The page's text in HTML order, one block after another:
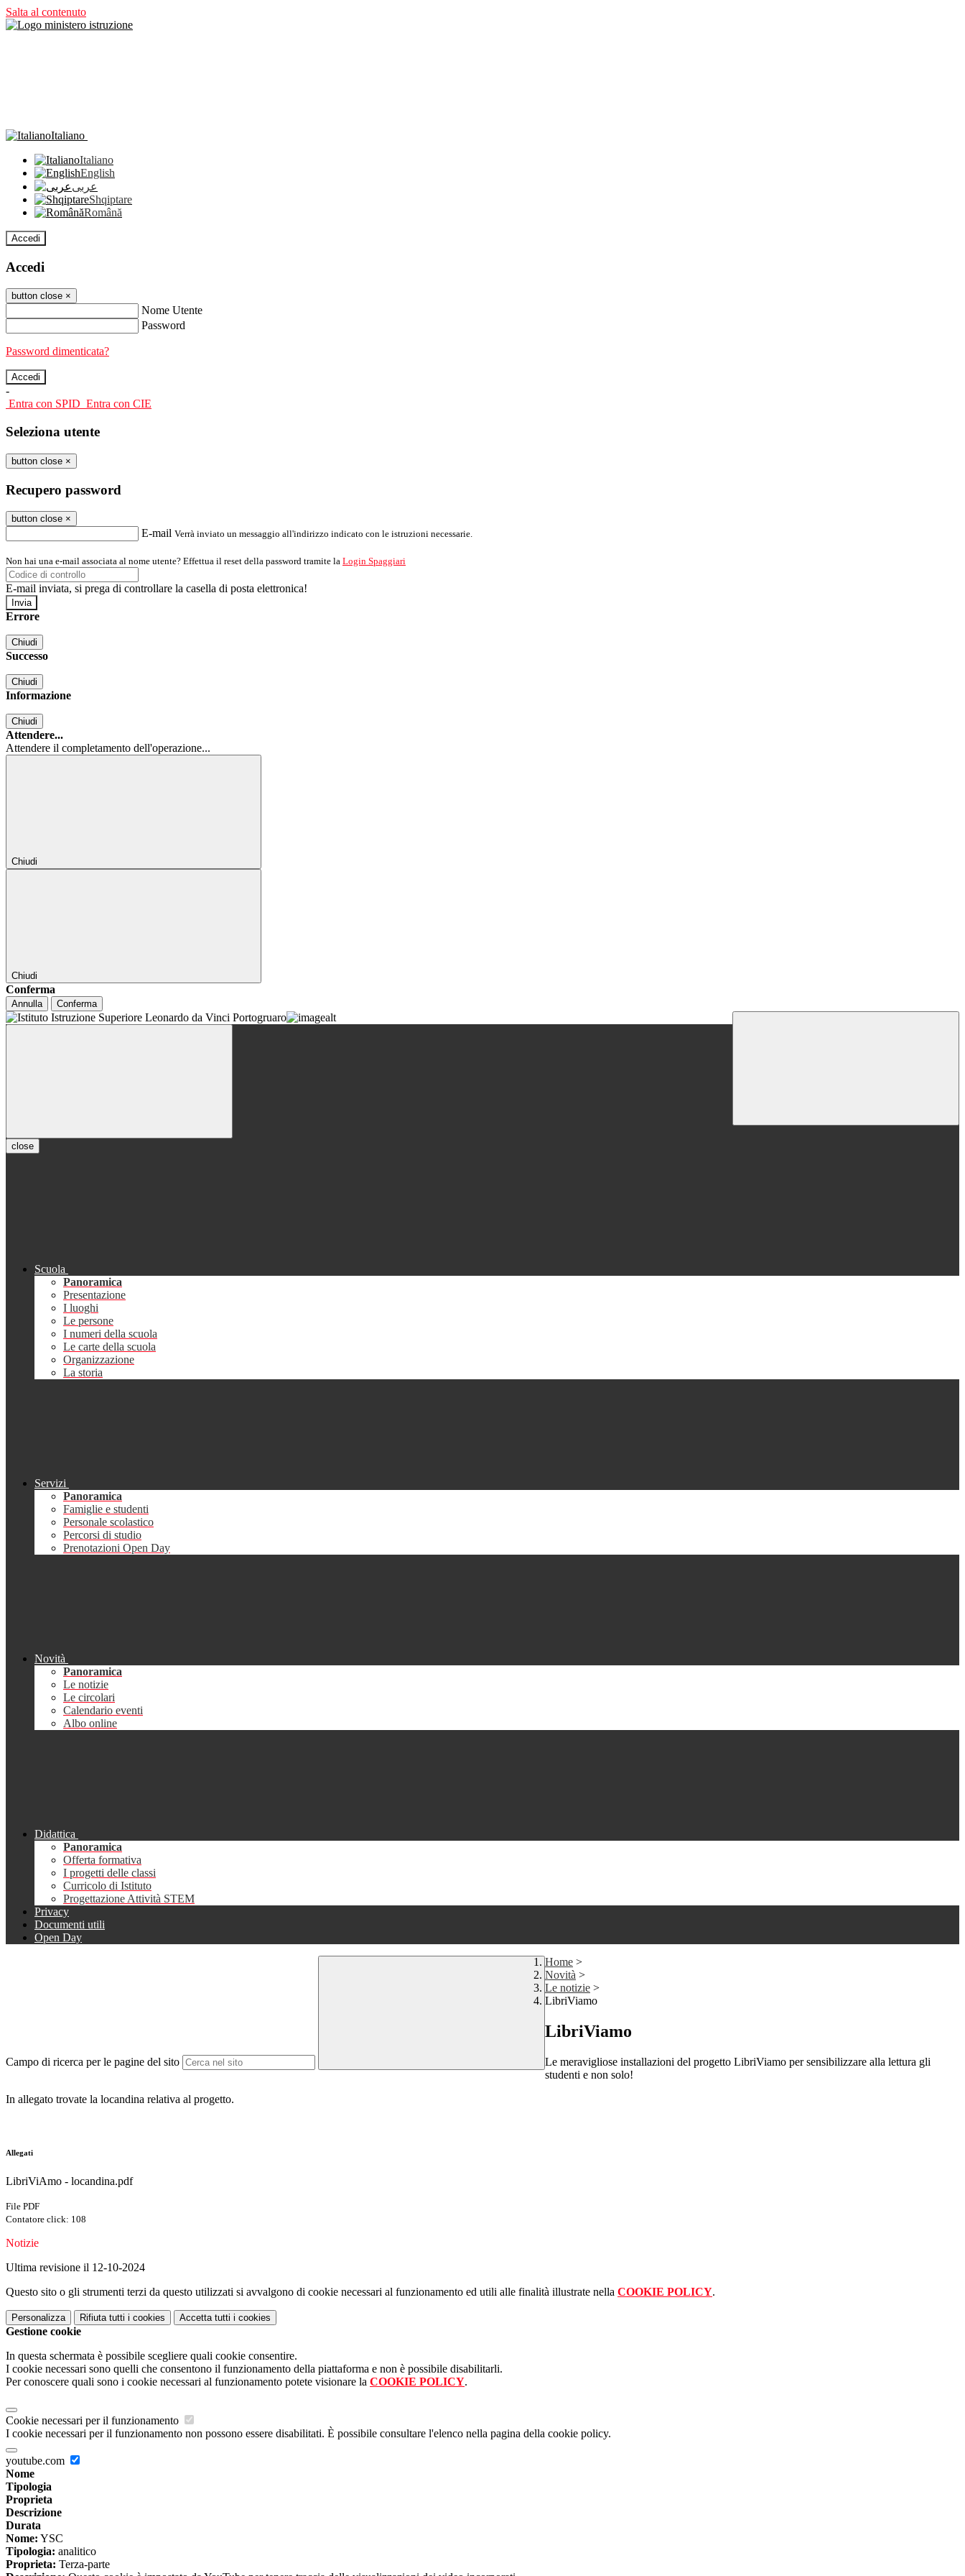
Salta al contenuto
Italiano
Italiano
English
عربى
Shqiptare
Română
Accedi
Accedi
button close ×
Nome Utente
Password
Password dimenticata?
-
Entra con SPID Entra con CIE
Seleziona utente
button close ×
Recupero password
button close ×
E-mail Verrà inviato un messaggio all'indirizzo indicato con le istruzioni necessarie.
Non hai una e-mail associata al nome utente? Effettua il reset della password tramite la Login Spaggiari
E-mail inviata, si prega di controllare la casella di posta elettronica!
Errore
Chiudi
Successo
Chiudi
Informazione
Chiudi
Attendere...
Attendere il completamento dell'operazione...
Chiudi
Chiudi
Conferma
Annulla Conferma
close
Scuola
Panoramica
Presentazione
I luoghi
Le persone
I numeri della scuola
Le carte della scuola
Organizzazione
La storia
Servizi
Panoramica
Famiglie e studenti
Personale scolastico
Percorsi di studio
Prenotazioni Open Day
Novità
Panoramica
Le notizie
Le circolari
Calendario eventi
Albo online
Didattica
Panoramica
Offerta formativa
I progetti delle classi
Curricolo di Istituto
Progettazione Attività STEM
Privacy
Documenti utili
Open Day
Campo di ricerca per le pagine del sito
Home >
Novità >
Le notizie >
LibriViamo
LibriViamo
Le meravigliose installazioni del progetto LibriViamo per sensibilizzare alla lettura gli
studenti e non solo!
In allegato trovate la locandina relativa al progetto.
Allegati
LibriViAmo - locandina.pdf
File PDF
Contatore click: 108
Notizie
Ultima revisione il 12-10-2024
Questo sito o gli strumenti terzi da questo utilizzati si avvalgono di cookie necessari al funzionamento ed utili alle finalità illustrate nella COOKIE POLICY.
Personalizza Rifiuta tutti i cookies Accetta tutti i cookies
Gestione cookie
In questa schermata è possibile scegliere quali cookie consentire.
I cookie necessari sono quelli che consentono il funzionamento della piattaforma e non è possibile disabilitarli.
Per conoscere quali sono i cookie necessari al funzionamento potete visionare la COOKIE POLICY.
Cookie necessari per il funzionamento
I cookie necessari per il funzionamento non possono essere disabilitati. È possibile consultare l'elenco nella pagina della cookie policy.
youtube.com
Nome
Tipologia
Proprieta
Descrizione
Durata
Nome: YSC
Tipologia: analitico
Proprieta: Terza-parte